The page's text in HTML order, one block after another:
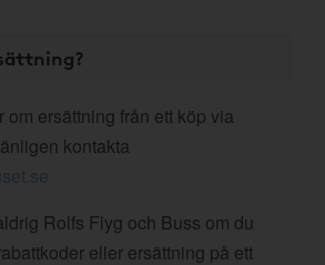
om ersättning från ett köp via
kontakta
Rolfs Flyg och Buss om du
eller ersättning på ett